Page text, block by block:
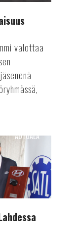
valottaa
AUTOALA